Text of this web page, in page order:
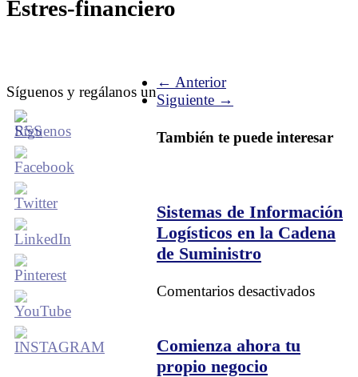
Estres-financiero
Síguenos y regálanos un
← Anterior
Siguiente →
También te puede interesar
Sistemas de Información
Logísticos en la Cadena
de Suministro
Comentarios desactivadosen
Comienza ahora tu
propio negocio